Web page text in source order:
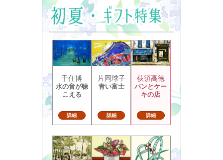
千住博
水の音が聴
こえる
詳細
片岡球子
青い富士
詳細
荻須高徳
パンとケー
キの店
詳細